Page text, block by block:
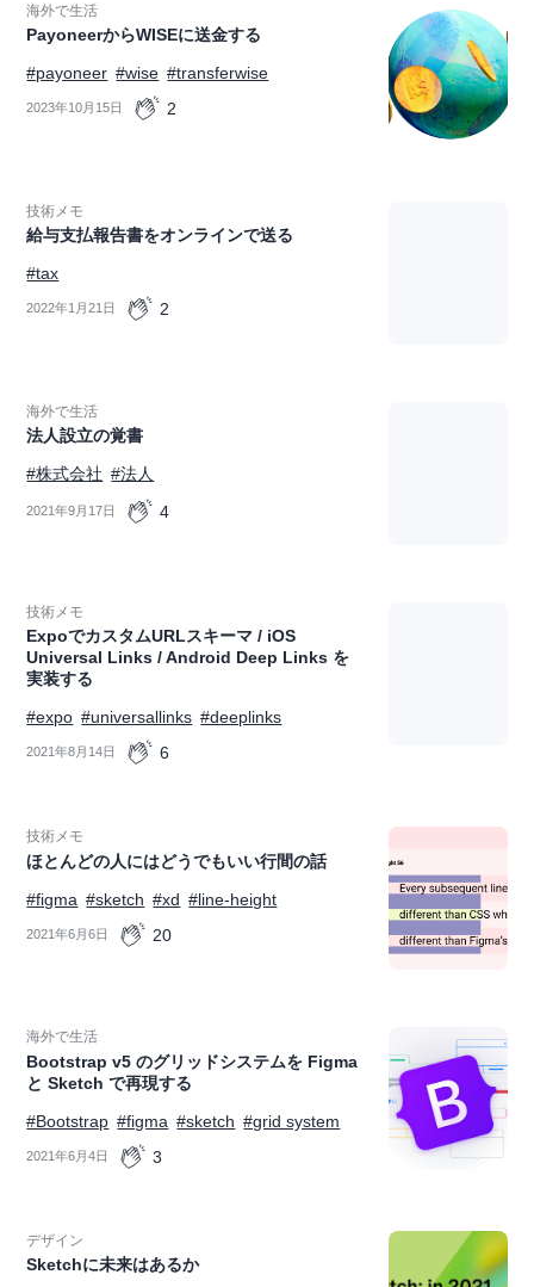
海外で生活
PayoneerからWISEに送金する
#payoneer #wise #transferwise
2023年10月15日 2
技術メモ
給与支払報告書をオンラインで送る
#tax
2022年1月21日 2
海外で生活
法人設立の覚書
#株式会社 #法人
2021年9月17日 4
技術メモ
ExpoでカスタムURLスキーマ / iOS
Universal Links / Android Deep Links を
実装する
#expo #universallinks #deeplinks
2021年8月14日 6
技術メモ
ほとんどの人にはどうでもいい行間の話
#figma #sketch #xd #line-height
2021年6月6日 20
海外で生活
Bootstrap v5 のグリッドシステムを Figma
と Sketch で再現する
#Bootstrap #figma #sketch #grid system
2021年6月4日 3
デザイン
Sketchに未来はあるか